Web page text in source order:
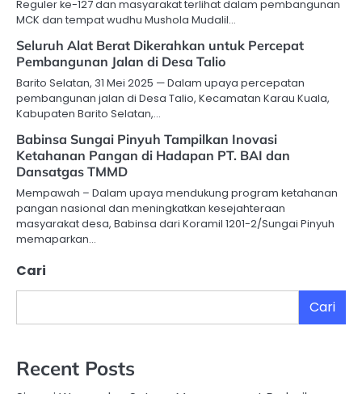
Reguler ke-127 dan masyarakat terlihat dalam pembangunan
MCK dan tempat wudhu Mushola Mudalil…
Seluruh Alat Berat Dikerahkan untuk Percepat
Pembangunan Jalan di Desa Talio
Barito Selatan, 31 Mei 2025 — Dalam upaya percepatan
pembangunan jalan di Desa Talio, Kecamatan Karau Kuala,
Kabupaten Barito Selatan,…
Babinsa Sungai Pinyuh Tampilkan Inovasi
Ketahanan Pangan di Hadapan PT. BAI dan
Dansatgas TMMD
Mempawah – Dalam upaya mendukung program ketahanan
pangan nasional dan meningkatkan kesejahteraan
masyarakat desa, Babinsa dari Koramil 1201-2/Sungai Pinyuh
memaparkan…
Cari
Cari
Recent Posts